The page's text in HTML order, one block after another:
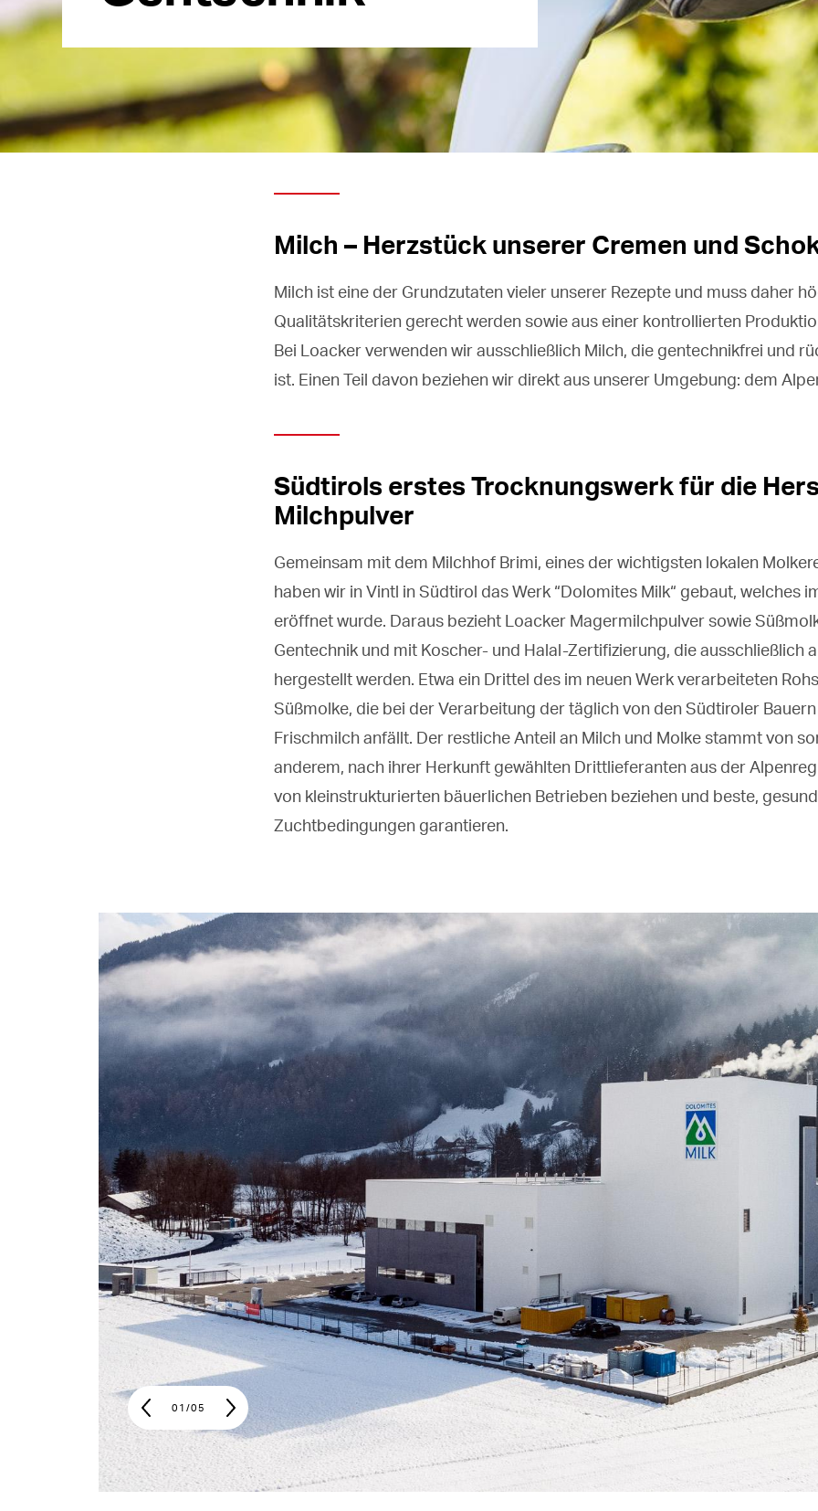
Milch – Herzstück unserer Cremen und
Milch ist eine der Grundzutaten vieler unserer Rezepte und muss daher
Qualitätskriterien gerecht werden sowie aus einer kontrollierten
Bei Loacker verwenden wir ausschließlich Milch, die gentechnikfrei und
ist. Einen Teil davon beziehen wir direkt aus unserer Umgebung: dem
Südtirols erstes Trocknungswerk für die
Milchpulver
Gemeinsam mit dem Milchhof Brimi, eines der wichtigsten lokalen
haben wir in Vintl in Südtirol das Werk “Dolomites Milk“ gebaut, welches
eröffnet wurde. Daraus bezieht Loacker Magermilchpulver sowie
Gentechnik und mit Koscher- und Halal-Zertifizierung, die ausschließlich
hergestellt werden. Etwa ein Drittel des im neuen Werk verarbeiteten
Süßmolke, die bei der Verarbeitung der täglich von den Südtiroler
Frischmilch anfällt. Der restliche Anteil an Milch und Molke stammt von
anderem, nach ihrer Herkunft gewählten Drittlieferanten aus der
von kleinstrukturierten bäuerlichen Betrieben beziehen und beste,
Zuchtbedingungen garantieren.
01 /05